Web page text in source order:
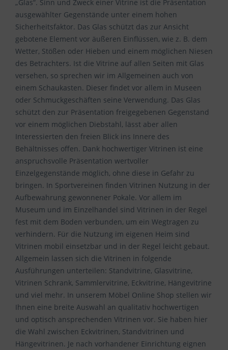
„Glas“. Sinn und Zweck einer Vitrine ist die Präsentation
ausgewählter Gegenstände unter einem hohen
Sicherheitsfaktor. Das Glas schützt das zur Ansicht
gebotene Element vor äußeren Einflüssen, wie z. B. dem
Wetter, Stößen oder Hieben und einem möglichen Niesen
des Betrachters. Ist die Vitrine auf allen Seiten mit Glas
versehen, so sprechen wir im Allgemeinen auch von
einem Schaukasten. Dieser findet vor allem in Museen
oder Schmuckgeschäften seine Verwendung. Das Glas
schützt den zur Präsentation freigegebenen Gegenstand
vor einem möglichen Diebstahl, lässt aber allen
Interessierten den freien Blick ins Innere des
Behältnisses offen. Dank hochwertiger Vitrinen ist eine
anspruchsvolle Präsentation wertvoller
Einzelgegenstände möglich, ohne diese in Gefahr zu
bringen. In Sportvereinen finden Vitrinen Nutzung in der
Aufbewahrung gewonnener Pokale. Vor allem im
Museum und im Einzelhandel sind Vitrinen in der Regel
fest mit dem Boden verbunden, um ein Wegtragen zu
verhindern. Für die Nutzung im eigenen Heim sind
Vitrinen mobil einsetzbar und in der Regel leicht gebaut.
Allgemein lassen sich die Vitrinen in folgende
Ausführungen unterteilen: Standvitrine, Glasvitrine,
Vitrinen Schrank, Sammlervitrine, Eckvitrine, Hängevitrine
und viel mehr. In unserem Möbel Online Shop stellen wir
Ihnen eine breite Auswahl an qualitativ hochwertigen
und optisch ansprechenden Vitrinen vor. Sie haben hier
die Wahl zwischen Eckvitrinen, Standvitrinen und
Hängevitrinen. Je nach vorhandener Einrichtung eignen